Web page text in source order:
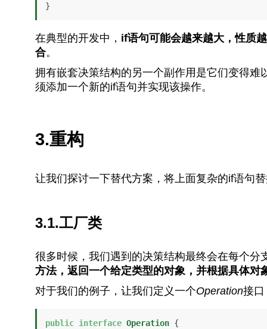
}
在典型的开发中， if语句可能会越来越大，性质
合。
拥有嵌套决策结构的另一个副作用是它们变得
须添加一个新的if语句并实现该操作。
3.重构
让我们探讨一下替代方案，将上面复杂的if语句
3.1.工厂类
很多时候，我们遇到的决策结构最终会在每个
方法，返回一个给定类型的对象，并根据具体对
对于我们的例子，让我们定义一个Operation接口
public interface Operation {